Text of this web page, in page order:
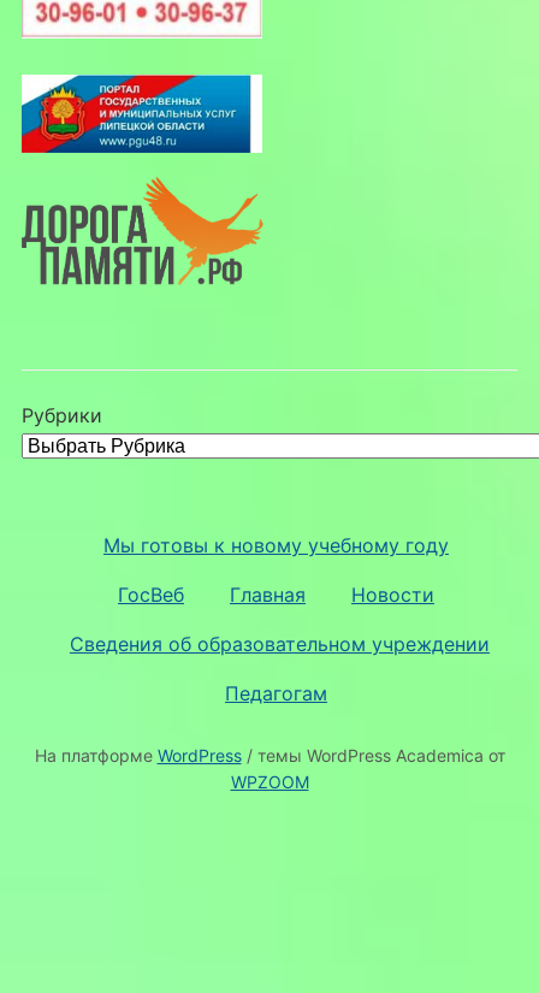
Рубрики
Мы готовы к новому учебному году
ГосВеб Главная Новости
Сведения об образовательном учреждении
Педагогам
На платформе WordPress/ темы WordPress Academica от
WPZOOM